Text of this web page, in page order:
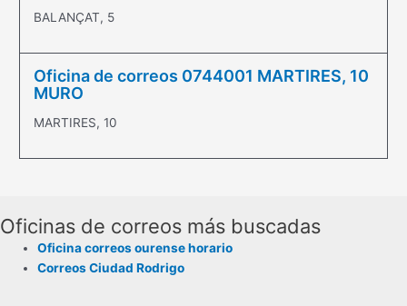
BALANÇAT, 5
Oficina de correos 0744001 MARTIRES, 10
MURO
MARTIRES, 10
Oficinas de correos más buscadas
Oficina correos ourense horario
Correos Ciudad Rodrigo